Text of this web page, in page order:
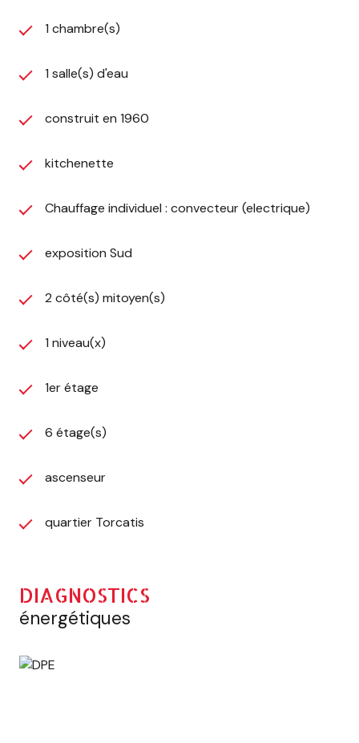
1 chambre(s)
1 salle(s) d'eau
construit en 1960
kitchenette
Chauffage individuel : convecteur (electrique)
exposition Sud
2 côté(s) mitoyen(s)
1 niveau(x)
1er étage
6 étage(s)
ascenseur
quartier Torcatis
DIAGNOSTICS
énergétiques